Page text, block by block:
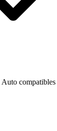
compatibles